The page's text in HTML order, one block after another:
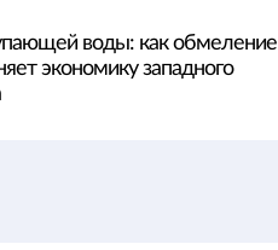
воды: как обмеление
экономику западного